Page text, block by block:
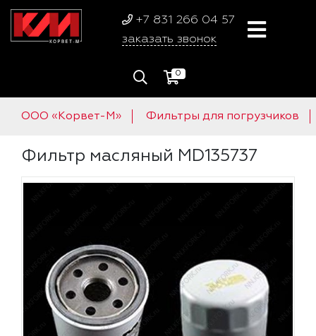
+7 831 266 04 57
заказать звонок
0
ООО «Корвет-М» Фильтры для погрузчиков
Фильтр масляный MD135737